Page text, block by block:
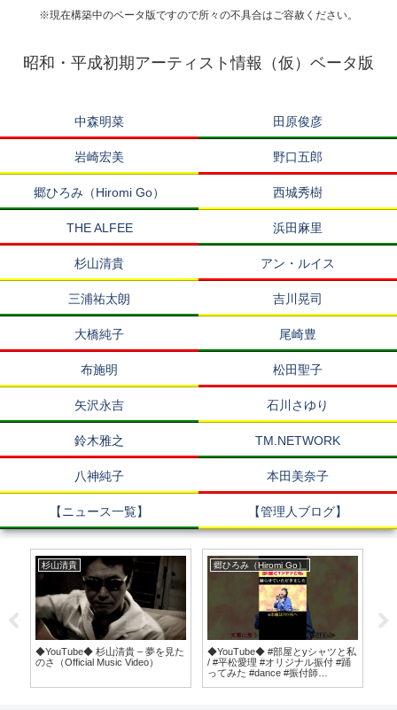
※現在構築中のベータ版ですので所々の不具合はご容赦ください。
昭和・平成初期アーティスト情報（仮）ベータ版
中森明菜 田原俊彦
岩崎宏美 野口五郎
郷ひろみ（Hiromi Go） 西城秀樹
THE ALFEE 浜田麻里
杉山清貴 アン・ルイス
三浦祐太朗 吉川晃司
大橋純子 尾崎豊
布施明 松田聖子
矢沢永吉 石川さゆり
鈴木雅之 TM.NETWORK
八神純子 本田美奈子
【ニュース一覧】 【管理人ブログ】
杉山清貴
◆YouTube◆ 杉山清貴 – 夢を見た
のさ（Official Music Video）
郷ひろみ（Hiromi Go）
◆YouTube◆ #部屋とyシャツと私
/ #平松愛理 #オリジナル振付 #踊
ってみた #dance #振付師